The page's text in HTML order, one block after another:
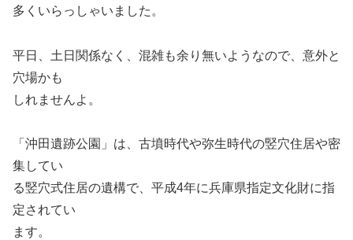
多くいらっしゃいました。
平日、土日関係なく、混雑も余り無いようなので、意外と
穴場かも
しれませんよ。
「沖田遺跡公園」は、古墳時代や弥生時代の竪穴住居や密
集してい
る竪穴式住居の遺構で、平成4年に兵庫県指定文化財に指
定されてい
ます。